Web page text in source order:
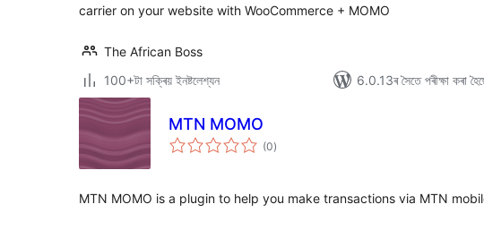
carrier on your website with WooCommerce + MOMO
The African Boss
100+টা সক্ৰিয় ইনষ্টলেশ্যন
6.0.13ৰ সৈতে পৰীক্ষা কৰা
MTN MOMO
(0টা
মুঠ)
MTN MOMO is a plugin to help you make transactions via MTN